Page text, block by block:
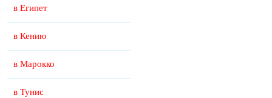
в Египет
в Кению
в Марокко
в Тунис